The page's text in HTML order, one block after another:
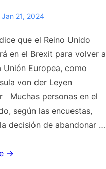
Jan 21, 2024
que el Reino Unido
en el Brexit para volver a
Unión Europea, como
von der Leyen
Muchas personas en el
según las encuestas,
decisión de abandonar …
→